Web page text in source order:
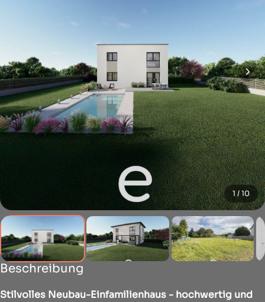
1 / 10
Beschreibung
Stilvolles Neubau-Einfamilienhaus - hochwertig und